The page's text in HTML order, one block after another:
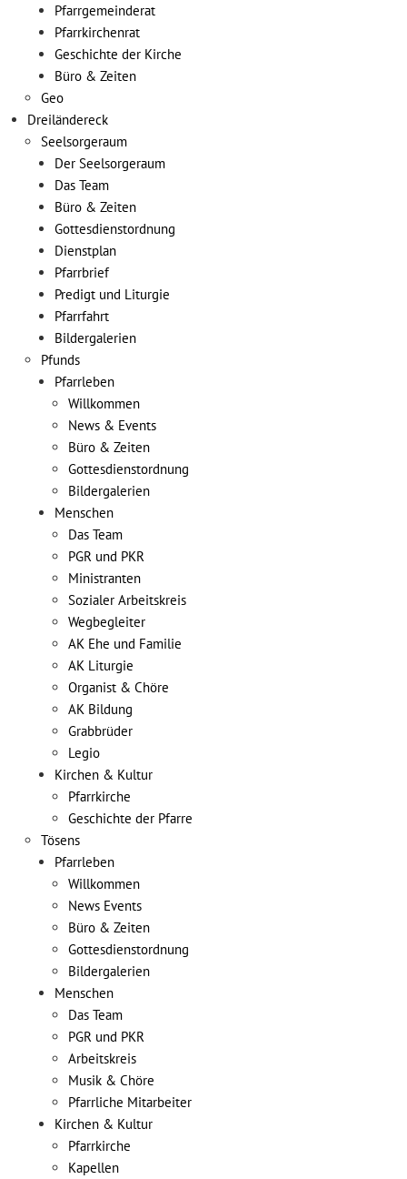
Pfarrgemeinderat
Pfarrkirchenrat
Geschichte der Kirche
Büro & Zeiten
Geo
Dreiländereck
Seelsorgeraum
Der Seelsorgeraum
Das Team
Büro & Zeiten
Gottesdienstordnung
Dienstplan
Pfarrbrief
Predigt und Liturgie
Pfarrfahrt
Bildergalerien
Pfunds
Pfarrleben
Willkommen
News & Events
Büro & Zeiten
Gottesdienstordnung
Bildergalerien
Menschen
Das Team
PGR und PKR
Ministranten
Sozialer Arbeitskreis
Wegbegleiter
AK Ehe und Familie
AK Liturgie
Organist & Chöre
AK Bildung
Grabbrüder
Legio
Kirchen & Kultur
Pfarrkirche
Geschichte der Pfarre
Tösens
Pfarrleben
Willkommen
News Events
Büro & Zeiten
Gottesdienstordnung
Bildergalerien
Menschen
Das Team
PGR und PKR
Arbeitskreis
Musik & Chöre
Pfarrliche Mitarbeiter
Kirchen & Kultur
Pfarrkirche
Kapellen